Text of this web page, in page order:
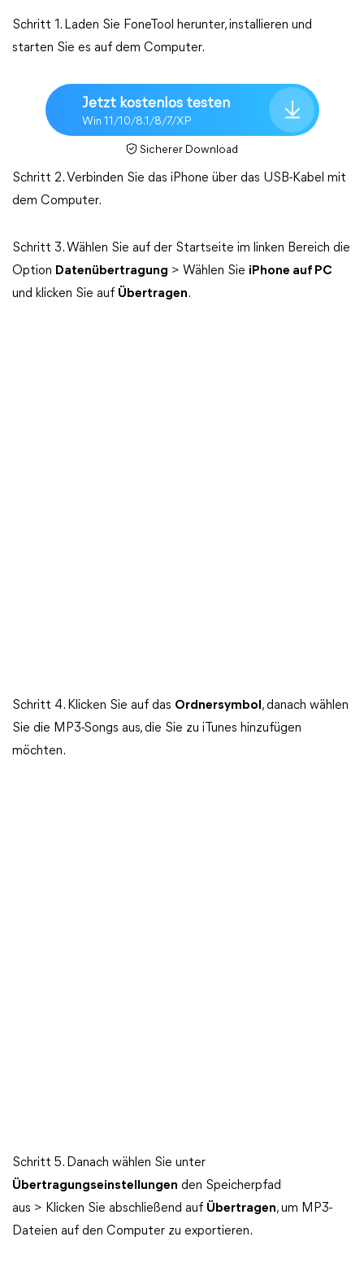
Schritt 1. Laden Sie FoneTool herunter, installieren und
starten Sie es auf dem Computer.
Jetzt kostenlos testen
Win 11/10/8.1/8/7/XP
Sicherer Download
Schritt 2. Verbinden Sie das iPhone über das USB-Kabel mit
dem Computer.
Schritt 3. Wählen Sie auf der Startseite im linken Bereich die
Option Datenübertragung > Wählen Sie iPhone auf PC
und klicken Sie auf Übertragen.
Schritt 4. Klicken Sie auf das Ordnersymbol , danach wählen
Sie die MP3-Songs aus, die Sie zu iTunes hinzufügen
möchten.
Schritt 5. Danach wählen Sie unter
Übertragungseinstellungen den Speicherpfad
aus > Klicken Sie abschließend auf Übertragen, um MP3-
Dateien auf den Computer zu exportieren.